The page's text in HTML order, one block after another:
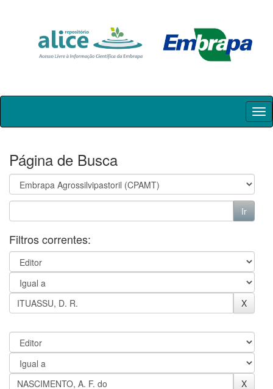
Skip
Página de Busca
Filtros correntes: